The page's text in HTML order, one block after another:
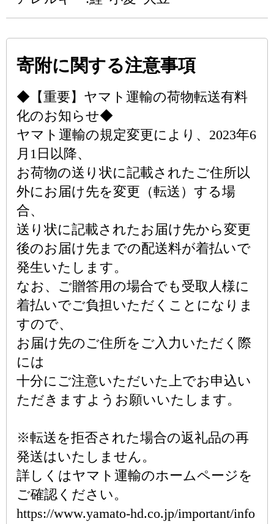
寄附に関する注意事項
◆【重要】ヤマト運輸の荷物転送有料
化のお知らせ◆
ヤマト運輸の規定変更により、2023年6
月1日以降、
お荷物の送り状に記載されたご住所以
外にお届け先を変更（転送）する場
合、
送り状に記載されたお届け先から変更
後のお届け先までの配送料が着払いで
発生いたします。
なお、ご贈答用の場合でも受取人様に
着払いでご負担いただくことになりま
すので、
お届け先のご住所をご入力いただく際
には
十分にご注意いただいた上でお申込い
ただきますようお願いいたします。
※転送を拒否された場合の返礼品の再
発送はいたしません。
詳しくはヤマト運輸のホームページを
ご確認ください。
https://www.yamato-hd.co.jp/important/info